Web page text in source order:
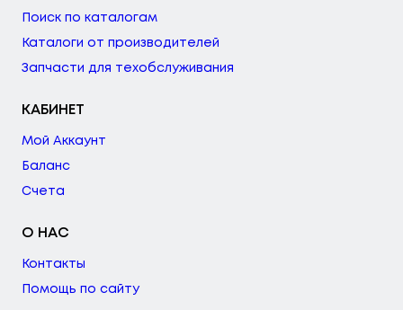
Поиск по каталогам
Каталоги от производителей
Запчасти для техобслуживания
КАБИНЕТ
Мой Аккаунт
Баланс
Счета
О НАС
Контакты
Помощь по сайту